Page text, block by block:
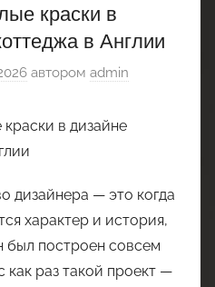
краски в
в Англии
автором admin
дизайнера — это когда
характер и история,
был построен совсем
как раз такой проект —